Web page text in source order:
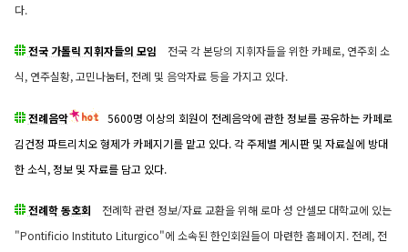
다.
전국 가톨릭 지휘자들의 모임 전국 각 본당의 지휘자들을 위한 카페로, 연주회 소
식, 연주실황, 고민나눔터, 전례 및 음악자료 등을 가지고 있다.
전례음악
5600명 이상의 회원이 전례음악에 관한 정보를 공유하는 카페로
김건정 파트리치오 형제가 카페지기를 맡고 있다. 각 주제별 게시판 및 자료실에 방대
한 소식, 정보 및 자료를 담고 있다.
전례학 동호회 전례학 관련 정보/자료 교환을 위해 로마 성 안셀모 대학교에 있는
"Pontificio Instituto Liturgico"에 소속된 한인회원들이 마련한 홈페이지. 전례, 전